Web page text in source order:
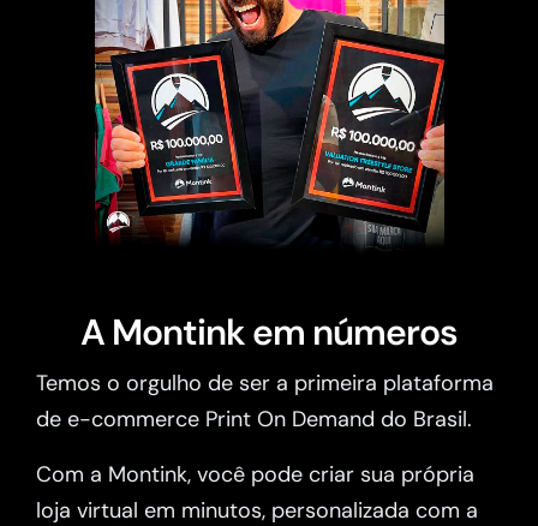
A Montink em números
Temos o orgulho de ser a primeira plataforma
de e-commerce Print On Demand do Brasil.
Com a Montink, você pode criar sua própria
loja virtual em minutos, personalizada com a